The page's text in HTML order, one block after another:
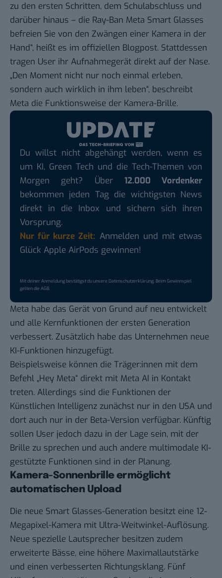
zu den ersten Schritten, dem Schulabschluss und
darüber hinaus – die Ray-Ban Meta Smart Glasses
befreien Sie von den Zwängen einer Kamera in der
Hand“, heißt es im offiziellen Blogpost. Stattdessen
tragen User ihr Aufnahmegerät direkt auf der Nase.
„Den Moment nicht nur noch einmal erleben,
sondern auch wirklich in ihm leben“, beschreibt
Meta die Funktionsweise der Kamera-Brille.
Du willst nicht abgehängt werden, wenn es
um KI, Green Tech und die Tech-Themen von
Morgen geht? Über 12.000 Vordenker
bekommen jeden Tag die wichtigsten News
direkt in die Inbox und sichern sich ihren
Vorsprung.
Nur für kurze Zeit: Anmelden und mit etwas
Glück Apple AirPods gewinnen!
Mit deiner Anmeldung bestätigst du unsereDatenschutzerklärung. Beim Gewinnspiel
gelten dieAGB.
Meta habe das Gerät von Grund auf neu entwickelt
und alle Kernfunktionen der ersten Generation
verbessert. Zusätzlich habe das Unternehmen neue
KI-Funktionen hinzugefügt.
Beispielsweise können die Träger:innen mit dem
Befehl „Hey Meta“ direkt mit Meta AI in Kontakt
treten. Allerdings sind die Funktionen der
Künstlichen Intelligenz zunächst nur in den USA und
dort auch nur in der Beta-Version verfügbar. Künftig
sollen User jedoch dazu in der Lage sein, mit der
Brille zu sprechen und auch andere multimodale KI-
gestützte Funktionen sind in der Planung.
Kamera-Sonnenbrille ermöglicht
automatischen Upload
Die neue Smart Glasses-Generation besitzt eine 12-
Megapixel-Kamera mit Ultra-Weitwinkel-Auflösung.
Neue spezielle Lautsprecher besitzen zudem
erweiterte Bässe, eine höhere Maximallautstärke
und einen verbesserten Richtungsklang. Fünf